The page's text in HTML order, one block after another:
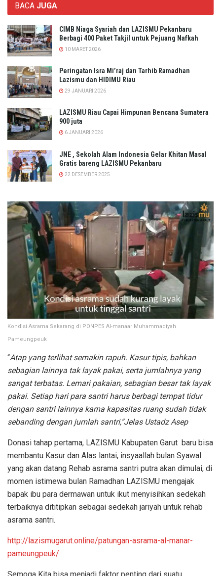
BACA JUGA
CIMB Niaga Syariah dan LAZISMU Pekanbaru
Berbagi 400 Paket Takjil untuk Pejuang Nafkah
10 MARET 2026
Peringatan Isra Mi’raj dan Tarhib Ramadhan
Lazismu dan HIDIMU Riau
29 JANUARI 2026
LAZISMU Riau Capai Himpunan Bencana Sumatera
900 juta
6 JANUARI 2026
JNE , Sekolah Alam Indonesia Gelar Khitan Masal
Gratis bareng LAZISMU Pekanbaru
22 DESEMBER 2025
Kondisi Asrama Sekarang di PONPES Al-manaar Muhammadiyah
Pameungpeuk
“Atap yang terlihat semakin rapuh. Kasur tipis, bahkan
sebagian lainnya tak layak pakai, serta jumlahnya yang
sangat terbatas. Lemari pakaian, sebagian besar tak layak
pakai. Setiap hari para santri harus berbagi tempat tidur
dengan santri lainnya karna kapasitas ruang sudah tidak
sebanding dengan jumlah santri,”Jelas Ustadz Asep
Donasi tahap pertama, LAZISMU Kabupaten Garut baru bisa
membantu Kasur dan Alas lantai, insyaallah bulan Syawal
yang akan datang Rehab asrama santri putra akan dimulai, di
momen istimewa bulan Ramadhan LAZISMU mengajak
bapak ibu para dermawan untuk ikut menyisihkan sedekah
terbaiknya dititipkan sebagai sedekah jariyah untuk rehab
asrama santri.
http://lazismugarut.online/patungan-asrama-al-manar-
pameungpeuk/